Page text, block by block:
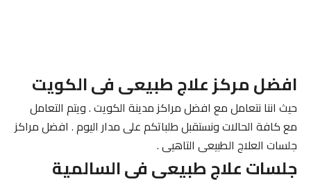
افضل مركز علاج طبيعى فى الكويت
حيث اننا نتعامل مع افضل مراكز مدينة الكويت . ويتم التعامل
مع كافة الحالات ونستقبل طلباتكم على مدار اليوم . افضل مراكز
جلسات العلاج الطبيعى التاهيى .
جلسات علاج طبيعى فى السالمية